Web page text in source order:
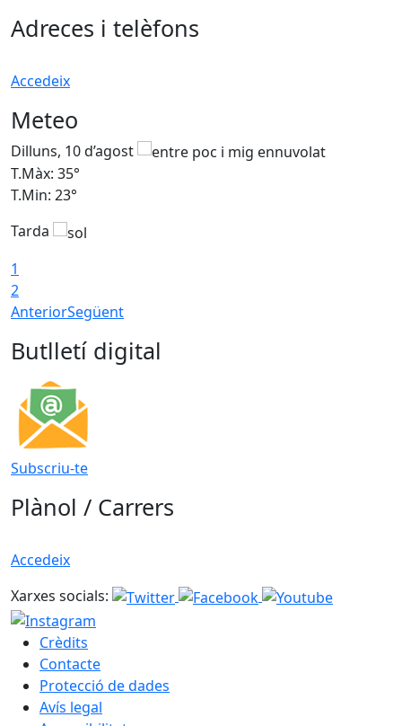
Adreces i telèfons
Accedeix
Meteo
Dilluns, 10 d’agost
T.Màx: 35°
T.Min: 23°
Tarda
1
2
AnteriorSegüent
Butlletí digital
Subscriu-te
Plànol / Carrers
Accedeix
Xarxes socials:
Crèdits
Contacte
Protecció de dades
Avís legal